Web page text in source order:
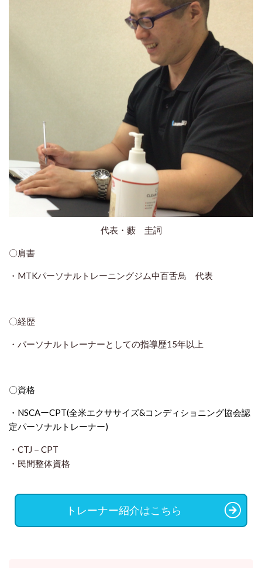
代表・藪 圭詞
〇肩書
・MTKパーソナルトレーニングジム中百舌鳥 代表
〇経歴
・パーソナルトレーナーとしての指導歴15年以上
〇資格
・NSCAーCPT(全米エクササイズ&コンディショニング協会認
定パーソナルトレーナー)
・CTJ－CPT
・民間整体資格
トレーナー紹介はこちら